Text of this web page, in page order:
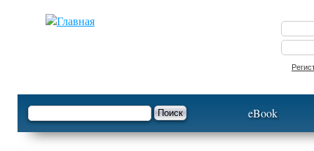
Форма поиска
Поиск eBook